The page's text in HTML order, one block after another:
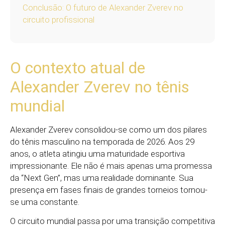
Conclusão: O futuro de Alexander Zverev no
circuito profissional
O contexto atual de
Alexander Zverev no tênis
mundial
Alexander Zverev consolidou-se como um dos pilares
do tênis masculino na temporada de 2026. Aos 29
anos, o atleta atingiu uma maturidade esportiva
impressionante. Ele não é mais apenas uma promessa
da “Next Gen”, mas uma realidade dominante. Sua
presença em fases finais de grandes torneios tornou-
se uma constante.
O circuito mundial passa por uma transição competitiva